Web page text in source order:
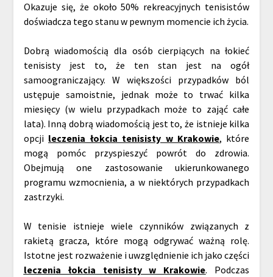
Okazuje się, że około 50% rekreacyjnych tenisistów
doświadcza tego stanu w pewnym momencie ich życia.
Dobrą wiadomością dla osób cierpiących na łokieć
tenisisty jest to, że ten stan jest na ogół
samoograniczający. W większości przypadków ból
ustępuje samoistnie, jednak może to trwać kilka
miesięcy (w wielu przypadkach może to zająć całe
lata). Inną dobrą wiadomością jest to, że istnieje kilka
opcji leczenia łokcia tenisisty w Krakowie, które
mogą pomóc przyspieszyć powrót do zdrowia.
Obejmują one zastosowanie ukierunkowanego
programu wzmocnienia, a w niektórych przypadkach
zastrzyki.
W tenisie istnieje wiele czynników związanych z
rakietą gracza, które mogą odgrywać ważną rolę.
Istotne jest rozważenie i uwzględnienie ich jako części
leczenia łokcia tenisisty w Krakowie. Podczas